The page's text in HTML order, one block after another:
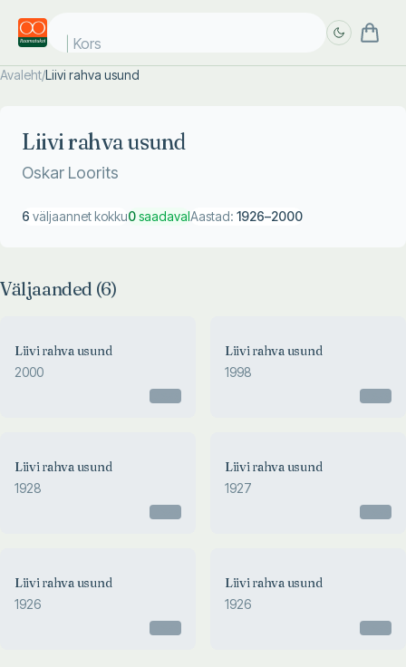
Korst
Avaleht/Liivi rahva usund
Liivi rahva usund
Oskar Loorits
6 väljaannet kokku0saadavalAastad: 1926–2000
Väljaanded (6)
Liivi rahva usund
2000
Liivi rahva usund
1998
Liivi rahva usund
1928
Liivi rahva usund
1927
Liivi rahva usund
1926
Liivi rahva usund
1926